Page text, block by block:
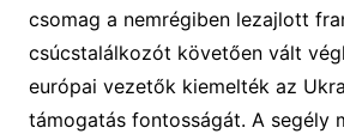
csomag a nemrégiben lezajlott
csúcstalálkozót követően vált
európai vezetők kiemelték az
támogatás fontosságát. A segély